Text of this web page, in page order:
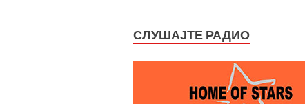
СЛУШАЈТЕ РАДИО